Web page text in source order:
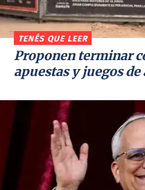
TENÉS QUE LEER
Proponen terminar
apuestas y juegos de